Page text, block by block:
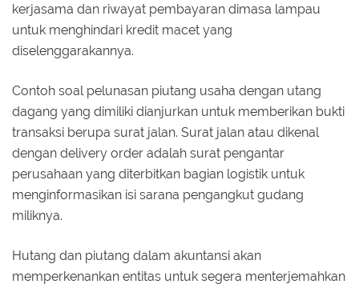
kerjasama dan riwayat pembayaran dimasa lampau
untuk menghindari kredit macet yang
diselenggarakannya.
Contoh soal pelunasan piutang usaha dengan utang
dagang yang dimiliki dianjurkan untuk memberikan bukti
transaksi berupa surat jalan. Surat jalan atau dikenal
dengan delivery order adalah surat pengantar
perusahaan yang diterbitkan bagian logistik untuk
menginformasikan isi sarana pengangkut gudang
miliknya.
Hutang dan piutang dalam akuntansi akan
memperkenankan entitas untuk segera menterjemahkan